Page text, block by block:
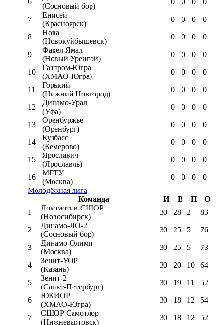
6
(Сосновый бор)
0 0 0 0
7
Енисей
(Красноярск)
0 0 0 0
8
Нова
(Новокуйбышевск)
0 0 0 0
9
Факел Ямал
(Новый Уренгой)
0 0 0 0
10
Газпром-Югра
(ХМАО-Югра)
0 0 0 0
11
Горький
(Нижний Новгород)
0 0 0 0
12
Динамо-Урал
(Уфа)
0 0 0 0
13
Оренбуржье
(Оренбург)
0 0 0 0
14
Кузбасс
(Кемерово)
0 0 0 0
15
Ярославич
(Ярославль)
0 0 0 0
16
МГТУ
(Москва)
0 0 0
0
Молодёжная лига
Команда
И В П
О
1
Локомотив-CШОР
(Новосибирск)
30 28 2 83
2
Динамо-ЛО-2
(Сосновый бор)
30 25 5 76
3
Динамо-Олимп
(Москва)
30 25 5 73
4
Зенит-УОР
(Казань)
30 20 10 64
5
Зенит-2
(Санкт-Петербург)
30 19 11 52
6
ЮКИОР
(ХМАО-Югра)
30 18 12 54
7
СШОР Самотлор
(Нижневартовск)
30 18 12 52